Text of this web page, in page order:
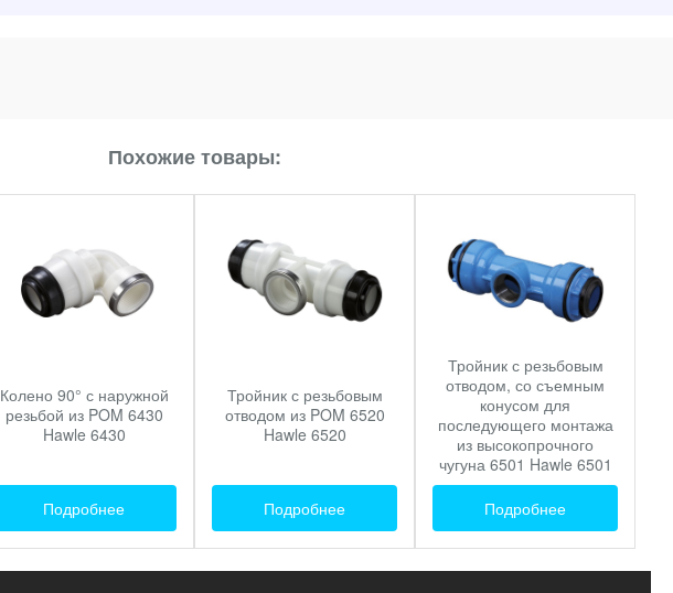
Похожие товары:
Колено 90° с наружной
резьбой из POM 6430
Hawle 6430
Подробнее
Тройник с резьбовым
отводом из POM 6520
Hawle 6520
Подробнее
Тройник с резьбовым
отводом, со съемным
конусом для
последующего монтажа
из высокопрочного
чугуна 6501 Hawle 6501
Подробнее